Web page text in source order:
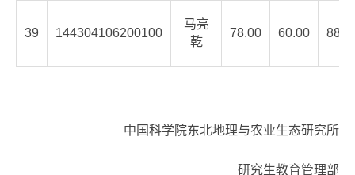
39 144304106200100
马亮
乾
78.00 60.00
中国科学院东北地理与农业生态研究所
研究生教育管理部